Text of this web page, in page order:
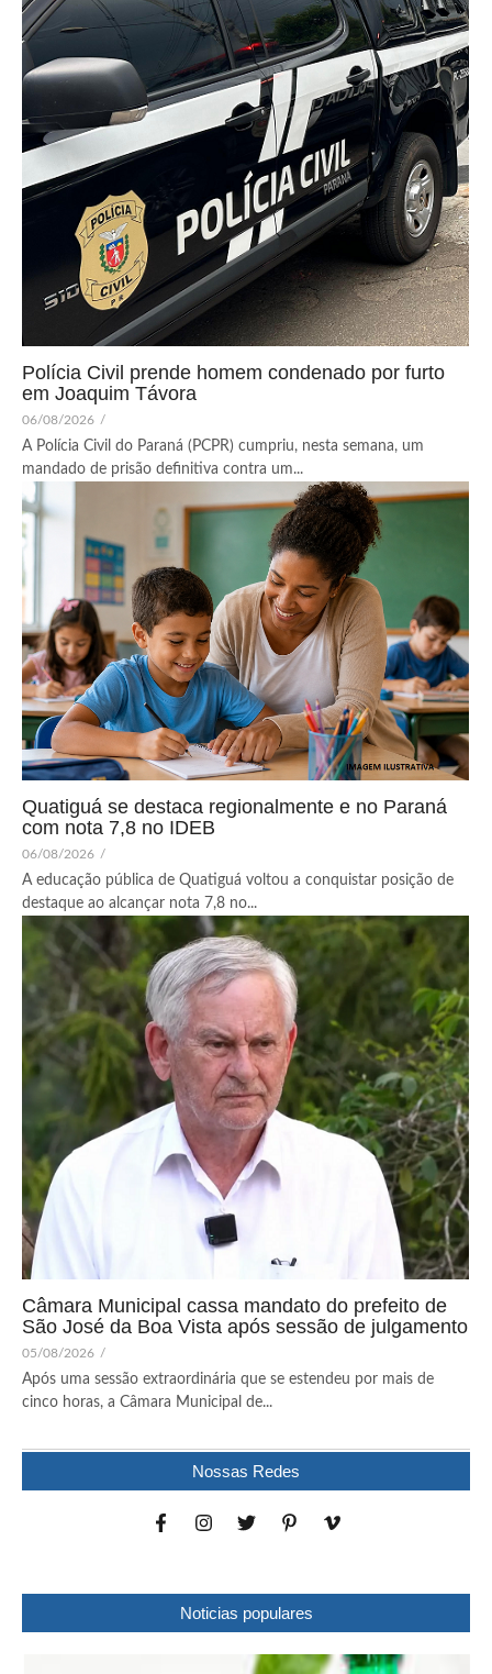
Polícia Civil prende homem condenado por furto
em Joaquim Távora
06/08/2026 /
A Polícia Civil do Paraná (PCPR) cumpriu, nesta semana, um
mandado de prisão definitiva contra um...
Quatiguá se destaca regionalmente e no Paraná
com nota 7,8 no IDEB
06/08/2026 /
A educação pública de Quatiguá voltou a conquistar posição de
destaque ao alcançar nota 7,8 no...
Câmara Municipal cassa mandato do prefeito de
São José da Boa Vista após sessão de julgamento
05/08/2026 /
Após uma sessão extraordinária que se estendeu por mais de
cinco horas, a Câmara Municipal de...
Nossas Redes
Noticias populares